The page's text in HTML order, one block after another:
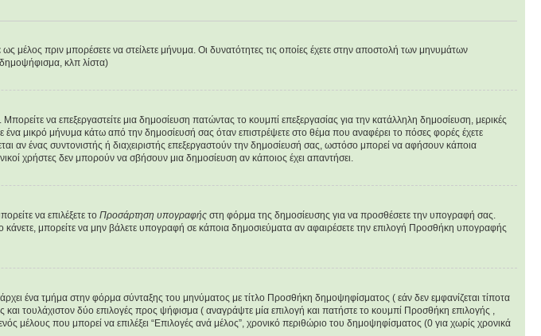
μέλος πριν μπορέσετε να στείλετε μήνυμα. Οι δυνατότητες τις οποίες έχετε στην αποστολή των μηνυμάτων
κλπ λίστα)
να επεξεργαστείτε μια δημοσίευση πατώντας το κουμπί επεξεργασίας για την κατάλληλη δημοσίευση, μερικές
μικρό μήνυμα κάτω από την δημοσίευσή σας όταν επιστρέψετε στο θέμα που αναφέρει το πόσες φορές έχετε
αν ένας συντονιστής ή διαχειριστής επεξεργαστούν την δημοσίευσή σας, ωστόσο μπορεί να αφήσουν κάποια
χρήστες δεν μπορούν να σβήσουν μια δημοσίευση αν κάποιος έχει απαντήσει.
να επιλέξετε το Προσάρτηση υπογραφής στη φόρμα της δημοσίευσης για να προσθέσετε την υπογραφή σας.
μπορείτε να μην βάλετε υπογραφή σε κάποια δημοσιεύματα αν αφαιρέσετε την επιλογή Προσθήκη υπογραφής
ένα τμήμα στην φόρμα σύνταξης του μηνύματος με τίτλο Προσθήκη δημοψηφίσματος ( εάν δεν εμφανίζεται τίποτα
τουλάχιστον δύο επιλογές προς ψήφισμα ( αναγράψτε μία επιλογή και πατήστε το κουμπί Προσθήκη επιλογής ,
μέλους που μπορεί να επιλέξει “Επιλογές ανά μέλος”, χρονικό περιθώριο του δημοψηφίσματος (0 για χωρίς χρονικά